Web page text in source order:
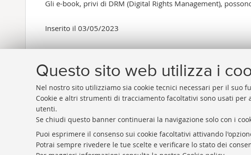
Questo sito web utilizza i
Nel nostro sito utilizziamo sia cookie tecnici necessari per il suo
Cookie e altri strumenti di tracciamento facoltativi sono usati
utenti.
Se chiudi questo banner continuerai la navigazione solo con i
Puoi esprimere il consenso sui cookie facoltativi attivando
Potrai sempre rivedere le tue scelte e verificare lo stato dei
Gli e-book, privi di DRM (Digital Rights Management),
Inserito il 03/05/2023
Rubrica di Ateneo
Rss
Statistiche
Sale studio
Carta dei